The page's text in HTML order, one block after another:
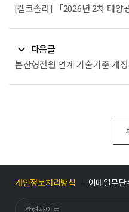
[켑코솔라] 「2026년 2차 태양
다음글
분산형전원 연계 기술기준 개
개인정보처리방침 이메일무단
관련사이트